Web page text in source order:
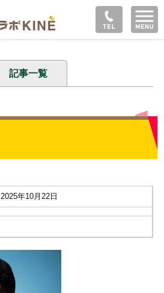
記事一覧
2025年10月22日